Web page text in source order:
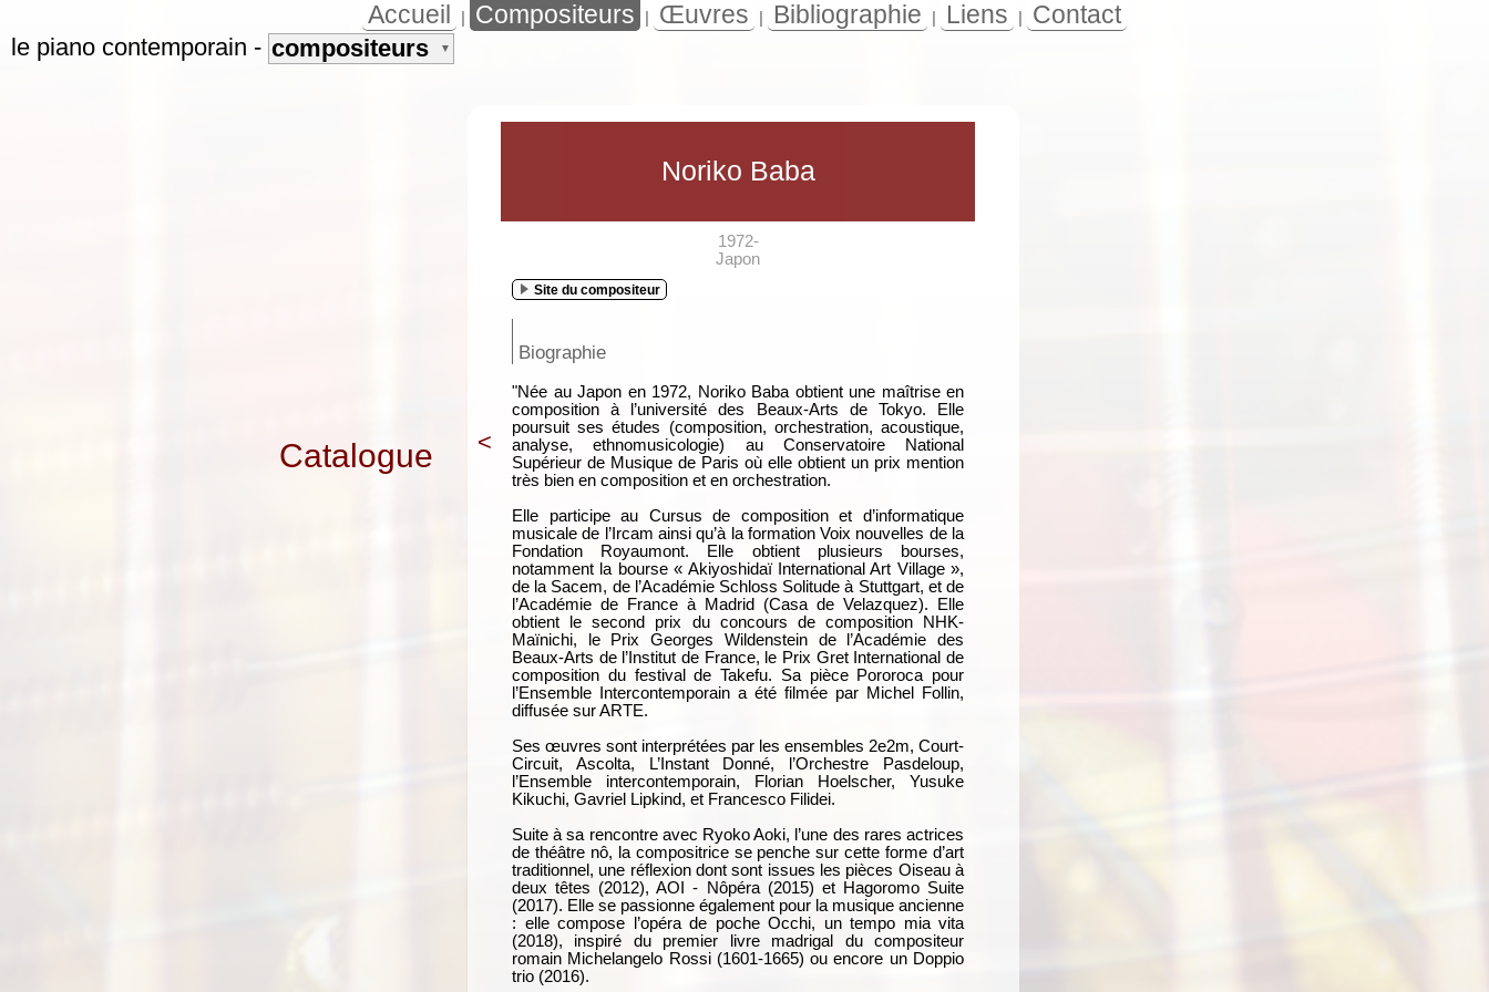
Accueil Compositeurs Œuvres Bibliographie Liens Contact
Catalogue <
Noriko Baba
1972-
Japon
Site du compositeur
Biographie
"Née au Japon en 1972, Noriko Baba obtient une maîtrise en
composition à l’université des Beaux-Arts de Tokyo. Elle
poursuit ses études (composition, orchestration, acoustique,
analyse, ethnomusicologie) au Conservatoire National
Supérieur de Musique de Paris où elle obtient un prix mention
très bien en composition et en orchestration.
Elle participe au Cursus de composition et d’informatique
musicale de l’Ircam ainsi qu’à la formation Voix nouvelles de la
Fondation Royaumont. Elle obtient plusieurs bourses,
notamment la bourse « Akiyoshidaï International Art Village »,
de la Sacem, de l’Académie Schloss Solitude à Stuttgart, et de
l’Académie de France à Madrid (Casa de Velazquez). Elle
obtient le second prix du concours de composition NHK-
Maïnichi, le Prix Georges Wildenstein de l’Académie des
Beaux-Arts de l’Institut de France, le Prix Gret International de
composition du festival de Takefu. Sa pièce Pororoca pour
l’Ensemble Intercontemporain a été filmée par Michel Follin,
diffusée sur ARTE.
Ses œuvres sont interprétées par les ensembles 2e2m, Court-
Circuit, Ascolta, L’Instant Donné, l’Orchestre Pasdeloup,
l’Ensemble intercontemporain, Florian Hoelscher, Yusuke
Kikuchi, Gavriel Lipkind, et Francesco Filidei.
Suite à sa rencontre avec Ryoko Aoki, l’une des rares actrices
de théâtre nô, la compositrice se penche sur cette forme d’art
traditionnel, une réflexion dont sont issues les pièces Oiseau à
deux têtes (2012), AOI - Nôpéra (2015) et Hagoromo Suite
(2017). Elle se passionne également pour la musique ancienne
: elle compose l’opéra de poche Occhi, un tempo mia vita
(2018), inspiré du premier livre madrigal du compositeur
romain Michelangelo Rossi (1601-1665) ou encore un Doppio
trio (2016).
le piano contemporain - compositeurs ▼